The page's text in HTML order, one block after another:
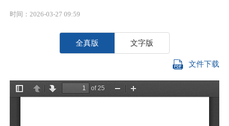
时间：2026-03-27 09:59
全真版 文字版
文件下载